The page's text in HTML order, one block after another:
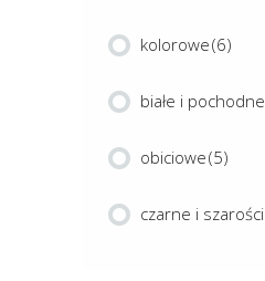
kolorowe(6)
białe i pochodne
obiciowe(5)
czarne i szarości